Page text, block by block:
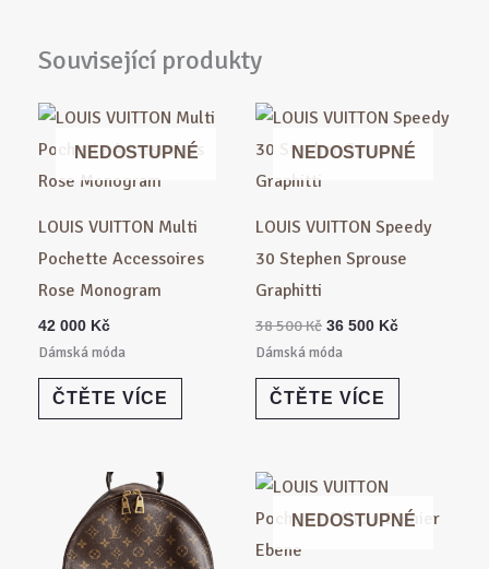
Související produkty
NEDOSTUPNÉ
LOUIS VUITTON Multi
Pochette Accessoires
Rose Monogram
42 000 Kč
Dámská móda
ČTĚTE VÍCE
NEDOSTUPNÉ
LOUIS VUITTON Speedy
30 Stephen Sprouse
Graphitti
38 500Kč
Původní
byla:
36 500 Kč
Aktuální
cena
je:
Dámská móda
ČTĚTE VÍCE
NEDOSTUPNÉ